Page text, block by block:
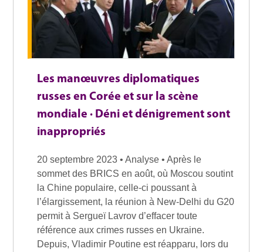
Les manœuvres diplomatiques
russes en Corée et sur la scène
mondiale · Déni et dénigrement sont
inappropriés
20 septembre 2023 • Analyse • Après le
sommet des BRICS en août, où Moscou soutint
la Chine populaire, celle-ci poussant à
l’élargissement, la réunion à New-Delhi du G20
permit à Sergueï Lavrov d’effacer toute
référence aux crimes russes en Ukraine.
Depuis, Vladimir Poutine est réapparu, lors du